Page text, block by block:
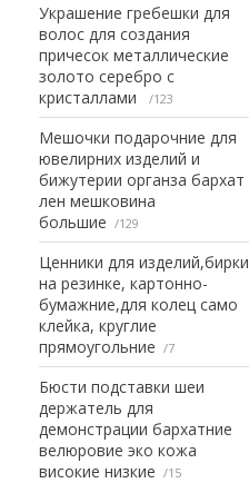
Украшение гребешки для
волос для создания
причесок металлические
золото серебро с
кристаллами
123
Мешочки подарочние для
ювелирних изделий и
бижутерии органза бархат
лен мешковина
большие
129
Ценники для изделий,бирки
на резинке, картонно-
бумажние,для колец само
клейка, круглие
прямоугольние
7
Бюсти подставки шеи
держатель для
демонстрации бархатние
велюровие эко кожа
високие низкие
15